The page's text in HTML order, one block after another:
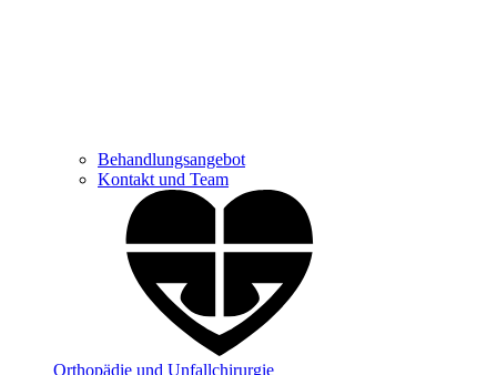
Behandlungsangebot
Kontakt und Team
Orthopädie und Unfallchirurgie